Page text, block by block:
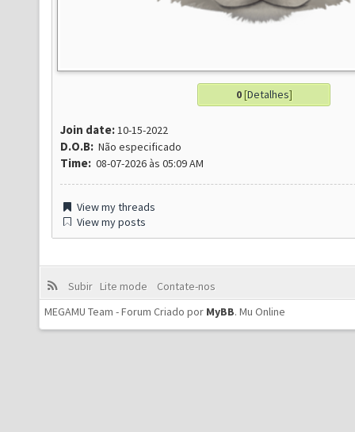
0[Detalhes]
Join date:10-15-2022
D.O.B: Não especificado
Time: 08-07-2026 às 05:09 AM
View my threads
View my posts
Subir Lite mode
Contate-nos
MEGAMU Team - Forum Criado por MyBB. Mu Online